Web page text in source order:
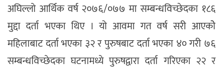
अघिल्लो आर्थिक वर्ष २०७६/०७७ मा सम्बन्धविच्छेदका १८६
मुद्दा दर्ता भएका थिए । यो आवमा गत वर्ष सरी आएकोे
महिलाबाट दर्ता भएका ३२ र पुरुषबाट दर्ता भएका ४० गरी ७६
सम्बन्धविच्छेदका घटनामध्ये पुरुषद्वारा दर्ता गरिएका २२ र